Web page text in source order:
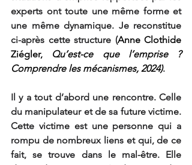
experts ont toute une même forme et
une même dynamique. Je reconstitue
ci-après cette structure (Anne Clothide
Ziégler, Qu’est-ce que l’emprise ?
Comprendre les mécanismes, 2024).
Il y a tout d’abord une rencontre. Celle
du manipulateur et de sa future victime.
Cette victime est une personne qui a
rompu de nombreux liens et qui, de ce
fait, se trouve dans le mal-être. Elle